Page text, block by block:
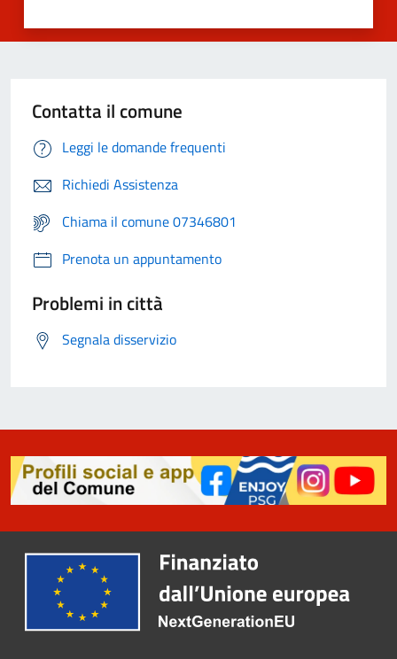
Contatta il comune
Leggi le domande frequenti
Richiedi Assistenza
Chiama il comune 07346801
Prenota un appuntamento
Problemi in città
Segnala disservizio